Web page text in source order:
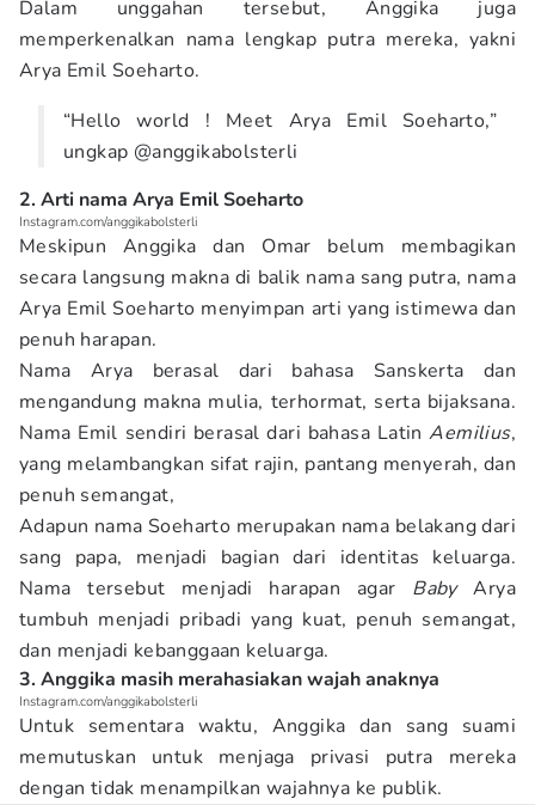
Dalam unggahan tersebut, Anggika juga
memperkenalkan nama lengkap putra mereka, yakni
Arya Emil Soeharto.
“Hello world ! Meet Arya Emil Soeharto,”
ungkap @anggikabolsterli
2. Arti nama Arya Emil Soeharto
Instagram.com/anggikabolsterli
Meskipun Anggika dan Omar belum membagikan
secara langsung makna di balik nama sang putra, nama
Arya Emil Soeharto menyimpan arti yang istimewa dan
penuh harapan.
Nama Arya berasal dari bahasa Sanskerta dan
mengandung makna mulia, terhormat, serta bijaksana.
Nama Emil sendiri berasal dari bahasa LatinAemilius,
yang melambangkan sifat rajin, pantang menyerah, dan
penuh semangat,
Adapun nama Soeharto merupakan nama belakang dari
sang papa, menjadi bagian dari identitas keluarga.
Nama tersebut menjadi harapan agar BabyArya
tumbuh menjadi pribadi yang kuat, penuh semangat,
dan menjadi kebanggaan keluarga.
3. Anggika masih merahasiakan wajah anaknya
Instagram.com/anggikabolsterli
Untuk sementara waktu, Anggika dan sang suami
memutuskan untuk menjaga privasi putra mereka
dengan tidak menampilkan wajahnya ke publik.